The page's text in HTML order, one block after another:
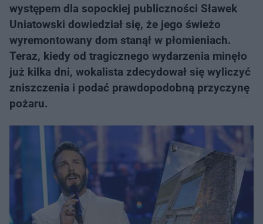
występem dla sopockiej publiczności Sławek
Uniatowski dowiedział się, że jego świeżo
wyremontowany dom stanął w płomieniach.
Teraz, kiedy od tragicznego wydarzenia minęło
już kilka dni, wokalista zdecydował się wyliczyć
zniszczenia i podać prawdopodobną przyczynę
pożaru.